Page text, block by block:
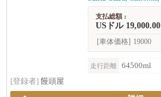
支払総額 :
USドル 19,000.00
[車体価格] 19000
走行距離
64500ml
[登録者] 饅頭屋